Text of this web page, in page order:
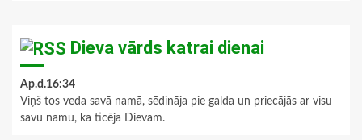
Dieva vārds katrai dienai
Ap.d.16:34
Viņš tos veda savā namā, sēdināja pie galda un priecājās ar visu
savu namu, ka ticēja Dievam.